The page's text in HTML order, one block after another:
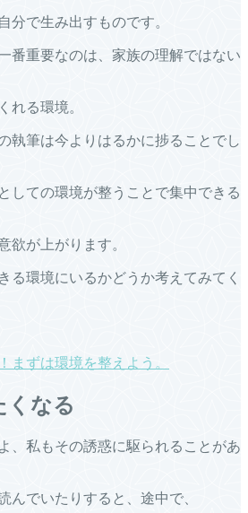
分で生み出すものです。
番重要なのは、家族の理解ではない
れる環境。
執筆は今よりはるかに捗ることでし
しての環境が整うことで集中できる
欲が上がります。
る環境にいるかどうか考えてみてく
まずは環境を整えよう。
くなる
、私もその誘惑に駆られることがあ
んでいたりすると、途中で、